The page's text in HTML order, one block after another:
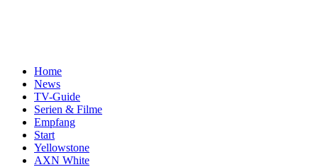
Home
News
TV-Guide
Serien & Filme
Empfang
Start
Yellowstone
AXN White